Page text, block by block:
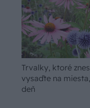
Trvalky, ktoré
vysaďte na
deň